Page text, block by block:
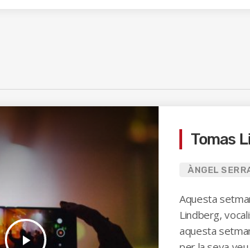
play_arrow
Tomas
ÀNGEL
Aquesta
Lindberg,
aquesta